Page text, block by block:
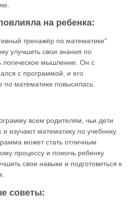
на ребенка:
тренажёр по математике"
улучшить свои знания по
логическое мышление. Он с
с программой, и его
по математике повысилась.
всем родителям, чьи дети
и изучают математику по учебнику
может стать отличным
процессу и помочь ребенку
свои навыки и подготовиться к
советы: